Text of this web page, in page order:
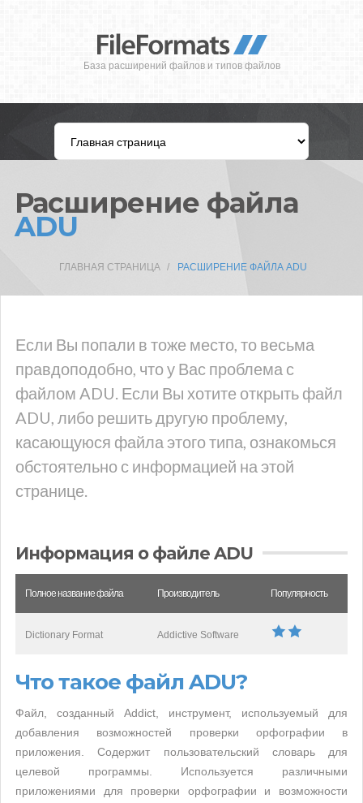
База расширений файлов и типов файлов
Расширение файла
ADU
ГЛАВНАЯ СТРАНИЦА РАСШИРЕНИЕ ФАЙЛА ADU
Если Вы попали в тоже место, то весьма
правдоподобно, что у Вас проблема с
файлом ADU. Если Вы хотите открыть файл
ADU, либо решить другую проблему,
касающуюся файла этого типа, ознакомься
обстоятельно с информацией на этой
странице.
Информация о файле ADU
Полное название файла Производитель Популярность
Dictionary Format Addictive Software
Что такое файл ADU?
Файл, созданный Addict, инструмент, используемый для
добавления возможностей проверки орфографии в
приложения. Содержит пользовательский словарь для
целевой программы. Используется различными
приложениями для проверки орфографии и возможности